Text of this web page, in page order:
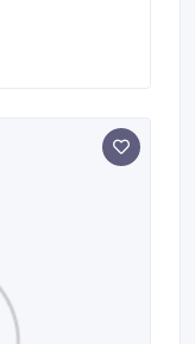
озера